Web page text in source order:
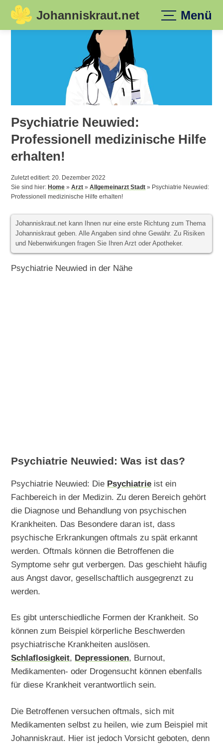
Skip
Johanniskraut.net Menü
Psychiatrie Neuwied:
Professionell medizinische Hilfe
erhalten!
Zuletzt editiert: 20. Dezember 2022
Sie sind hier:Home »Arzt »Allgemeinarzt Stadt » Psychiatrie Neuwied:
Professionell medizinische Hilfe erhalten!
Johanniskraut.net kann Ihnen nur eine erste Richtung zum Thema
Johanniskraut geben. Alle Angaben sind ohne Gewähr. Zu Risiken
und Nebenwirkungen fragen Sie Ihren Arzt oder Apotheker.
Psychiatrie Neuwied in der Nähe
Psychiatrie Neuwied: Was ist das?
Psychiatrie Neuwied: Die Psychiatrie ist ein
Fachbereich in der Medizin. Zu deren Bereich gehört
die Diagnose und Behandlung von psychischen
Krankheiten. Das Besondere daran ist, dass
psychische Erkrankungen oftmals zu spät erkannt
werden. Oftmals können die Betroffenen die
Symptome sehr gut verbergen. Das geschieht häufig
aus Angst davor, gesellschaftlich ausgegrenzt zu
werden.
Es gibt unterschiedliche Formen der Krankheit. So
können zum Beispiel körperliche Beschwerden
psychiatrische Krankheiten auslösen.
Schlaflosigkeit, Depressionen, Burnout,
Medikamenten- oder Drogensucht können ebenfalls
für diese Krankheit verantwortlich sein.
Die Betroffenen versuchen oftmals, sich mit
Medikamenten selbst zu heilen, wie zum Beispiel mit
Johanniskraut. Hier ist jedoch Vorsicht geboten, denn